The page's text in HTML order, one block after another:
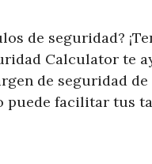
de seguridad?
Calculator te
de seguridad
puede facilitar tus